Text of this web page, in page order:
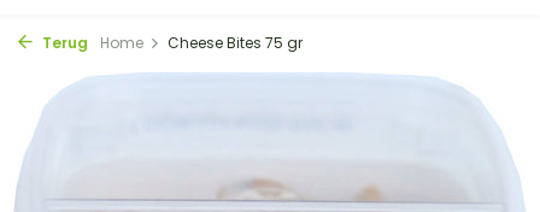
Terug Home Cheese Bites 75 gr